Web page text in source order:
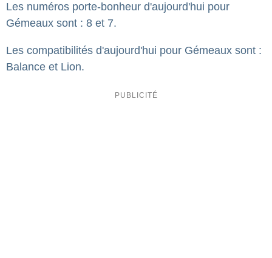
Les numéros porte-bonheur d'aujourd'hui pour
Gémeaux sont : 8 et 7.
Les compatibilités d'aujourd'hui pour Gémeaux sont :
Balance et Lion.